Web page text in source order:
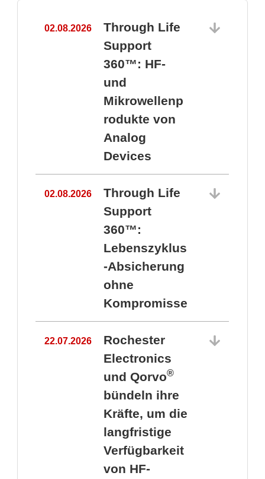
02.08.2026
Through Life
Support
360™: HF-
und
Mikrowellenp
rodukte von
Analog
Devices
02.08.2026
Through Life
Support
360™:
Lebenszyklus
-Absicherung
ohne
Kompromisse
22.07.2026
Rochester
Electronics
und Qorvo®
bündeln ihre
Kräfte, um die
langfristige
Verfügbarkeit
von HF-